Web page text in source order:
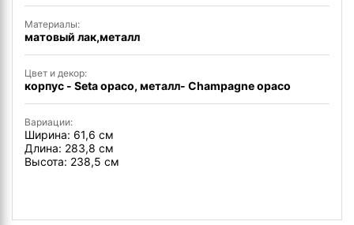
Материалы:
матовый лак,металл
Цвет и декор:
корпус - Seta opaco, металл- Champagne opaco
Вариации:
Ширина: 61,6 см
Длина: 283,8 см
Высота: 238,5 см